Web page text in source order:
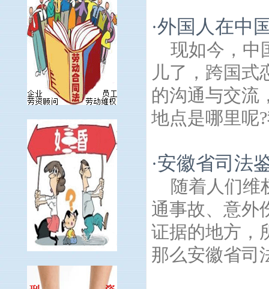
·外国人在中
现如今，中
儿了，跨国式
的沟通与交流
地点是哪里呢
·安徽省司法
随着人们维
通事故、意外
证据的地方，
那么安徽省司